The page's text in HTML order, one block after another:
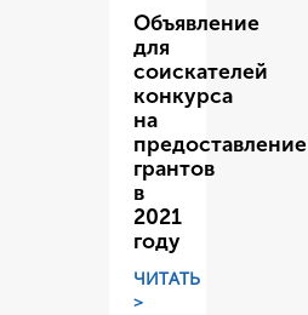
Объявление
для
соискателей
конкурса
на
предоставление
грантов
в
2021
году
ЧИТАТЬ
>